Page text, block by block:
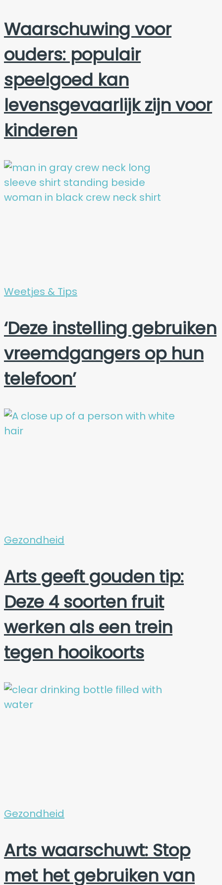
Waarschuwing voor
ouders: populair
speelgoed kan
levensgevaarlijk zijn voor
kinderen
Weetjes & Tips
‘Deze instelling gebruiken
vreemdgangers op hun
telefoon’
Gezondheid
Arts geeft gouden tip:
Deze 4 soorten fruit
werken als een trein
tegen hooikoorts
Gezondheid
Arts waarschuwt: Stop
met het gebruiken van